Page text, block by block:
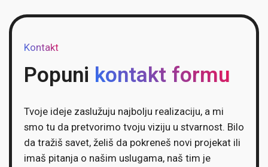
Kontakt
Popuni kontakt formu
Tvoje ideje zaslužuju najbolju realizaciju, a mi
smo tu da pretvorimo tvoju viziju u stvarnost. Bilo
da tražiš savet, želiš da pokreneš novi projekat ili
imaš pitanja o našim uslugama, naš tim je